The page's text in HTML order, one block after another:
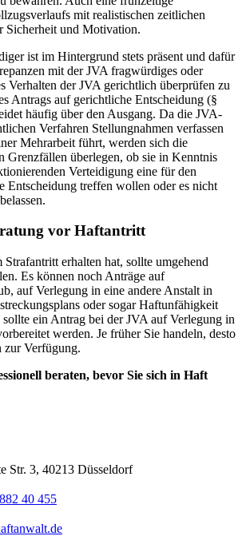
mit realistischen zeitlichen
Sicherheit und Motivation.
ist im Hintergrund stets präsent und dafür
mit der JVA fragwürdiges oder
Verhalten der JVA gerichtlich überprüfen zu
Antrags auf gerichtliche Entscheidung (§
häufig über den Ausgang. Da die JVA-
Verfahren Stellungnahmen verfassen
Mehrarbeit führt, werden sich die
Grenzfällen überlegen, ob sie in Kenntnis
Verteidigung eine für den
Entscheidung treffen wollen oder es nicht
vor Haftantritt
erhalten hat, sollte umgehend
Es können noch Anträge auf
auf Verlegung in eine andere Anstalt in
oder sogar Haftunfähigkeit
ein Antrag bei der JVA auf Verlegung in
werden. Je früher Sie handeln, desto
zur Verfügung.
beraten, bevor Sie sich in Haft
Str. 3, 40213 Düsseldorf
40 455